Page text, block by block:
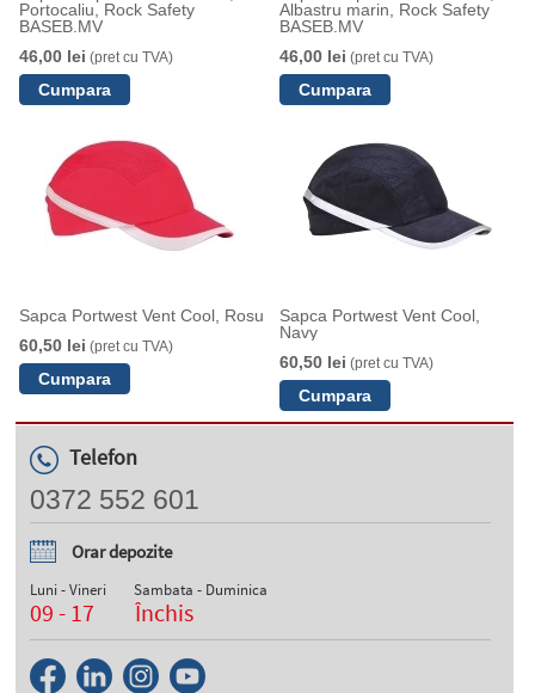
Portocaliu, Rock Safety
BASEB.MV
46,00 lei (pret cu TVA)
Albastru marin, Rock Safety
BASEB.MV
46,00 lei (pret cu TVA)
Sapca Portwest Vent Cool, Rosu
60,50 lei (pret cu TVA)
Sapca Portwest Vent Cool,
Navy
60,50 lei (pret cu TVA)
Telefon
0372 552 601
Orar depozite
Luni - Vineri
09 - 17
Sambata - Duminica
Închis